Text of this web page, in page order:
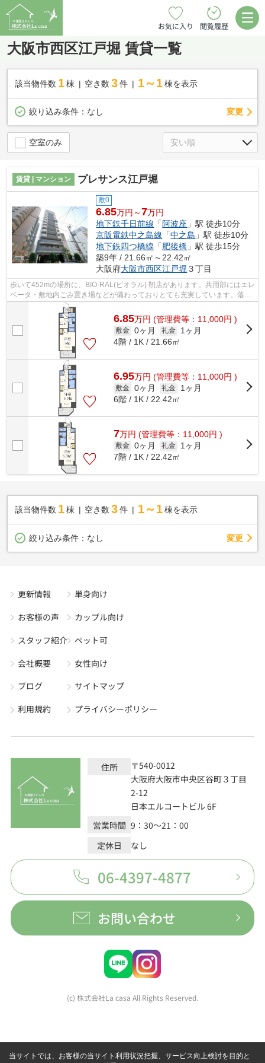
お気に入り 閲覧履歴
大阪市西区江戸堀 賃貸一覧
該当物件数 1棟 空き数 3 件 1～1 棟を表示
絞り込み条件： なし 変更
空室のみ
賃貸 | マンション プレサンス江戸堀
敷0
6.85万円～7万円
地下鉄千日前線 「 阿波座 」駅 徒歩10分
京阪電鉄中之島線 「中之島 」駅 徒歩10分
地下鉄四つ橋線 「肥後橋 」駅 徒歩15分
築9年 / 21.66㎡～22.42㎡
大阪府大阪市西区江戸堀 ３丁目
歩いて452mの場所に、BIO-RAL(ビオラル) 靭店があります。共用部にはエレ
ベータ・敷地内ごみ置き場などが備わっておりとても充実しています。落ち
着いた街並みにフィットする外観タイ...
6.85万円 (管理費等：11,000円 )
敷金 0ヶ月 礼金
1ヶ月
4階 / 1K / 21.66㎡
6.95万円 (管理費等：11,000円 )
敷金 0ヶ月 礼金
1ヶ月
6階 / 1K / 22.42㎡
7万円 (管理費等：11,000円 )
敷金 0ヶ月 礼金
1ヶ月
7階 / 1K / 22.42㎡
該当物件数 1棟 空き数 3 件 1～1 棟を表示
絞り込み条件： なし 変更
更新情報
お客様の声
スタッフ紹介
会社概要
ブログ
利用規約
単身向け
カップル向け
ペット可
女性向け
サイトマップ
プライバシーポリシー
住所
〒540-0012
大阪府大阪市中央区谷町３丁目
2-12
日本エルコートビル 6F
営業時間 9：30～21：00
定休日
なし
06-4397-4877
お問い合わせ
(c) 株式会社La casa All Rights Reserved.
当サイトでは、お客様の当サイト利用状況把握、サービス向上検討を目的と